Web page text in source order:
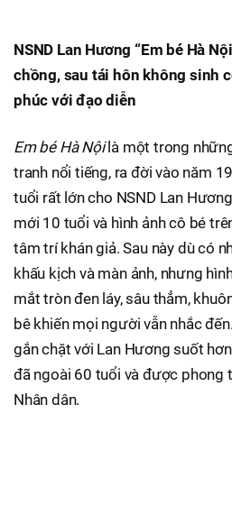
NSND Lan Hương “Em bé Hà
chồng, sau tái hôn không sinh
phúc với đạo diễn
Em bé Hà Nộilà một trong
tranh nổi tiếng, ra đời vào năm
tuổi rất lớn cho NSND Lan
mới 10 tuổi và hình ảnh cô bé
tâm trí khán giả. Sau này dù có
khấu kịch và màn ảnh, nhưng
mắt tròn đen láy, sâu thẳm,
bê khiến mọi người vẫn nhắc
gắn chặt với Lan Hương suốt
đã ngoài 60 tuổi và được phong
Nhân dân.